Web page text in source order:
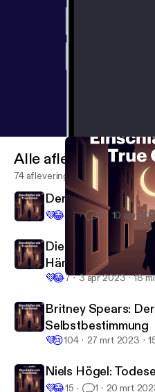
Der Madonnenraub
Alle afleveringen
74 afleveringen
Der
💜😂 64 3 10 apr
Die OPEC-
Händen von
💜😂7 3 apr 2023 18
Britney Spears:
Selbstbestimmung
💜😢104 27 mrt 2023
Niels Högel:
💜😂15 1 20 mrt